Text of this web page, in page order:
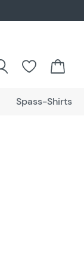
Spass-Shirts